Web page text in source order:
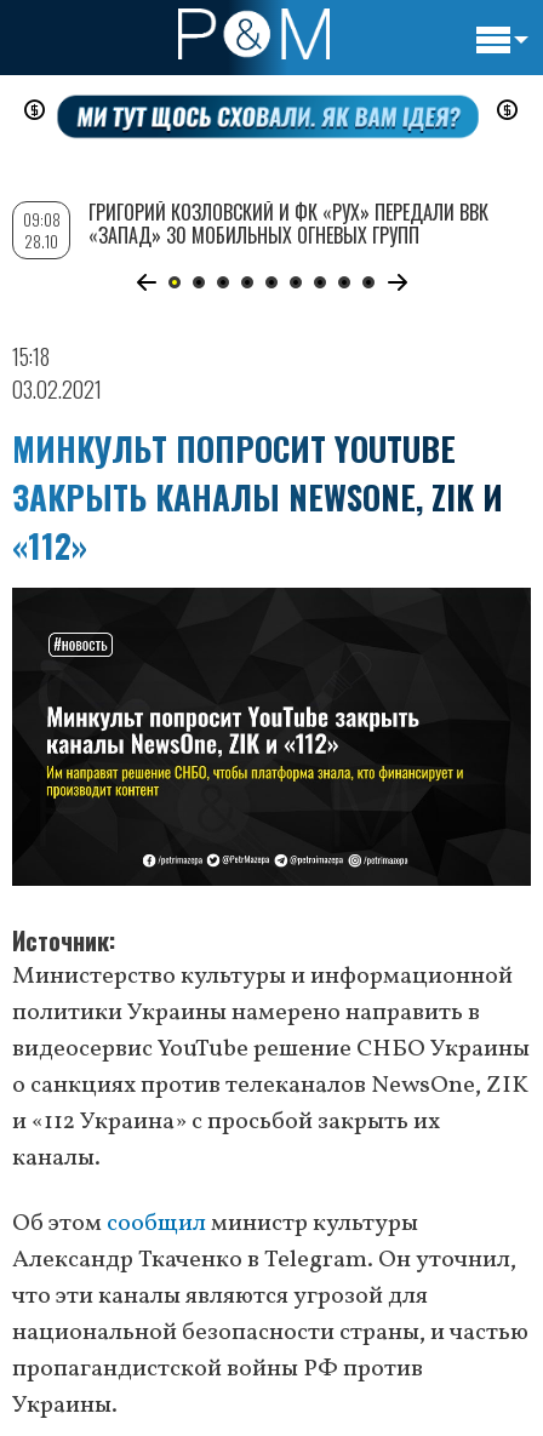
Перейти
содержанию
15:18
03.02.2021
МИНКУЛЬТ ПОПРОСИТ YOUTUBE
ЗАКРЫТЬ КАНАЛЫ NEWSONE, ZIK И
«112»
Источник
Министерство культуры и информационной
политики Украины намерено направить в
видеосервис YouTube решение СНБО Украины
о санкциях против телеканалов NewsOne, ZIK
и «112 Украина» с просьбой закрыть их
каналы.
Об этомсообщилминистр культуры
Александр Ткаченко в Telegram. Он уточнил,
что эти каналы являются угрозой для
национальной безопасности страны, и частью
пропагандистской войны РФ против
Украины.
09:08
28.10
ГРИГОРИЙ КОЗЛОВСКИЙ И ФК «РУХ» ПЕРЕДАЛИ ВВК
«ЗАПАД» 30 МОБИЛЬНЫХ ОГНЕВЫХ ГРУПП